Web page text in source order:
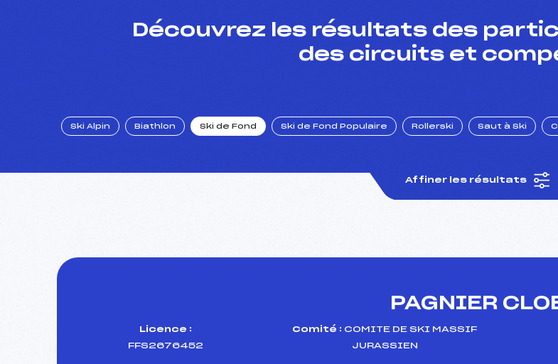
Découvrez les résultats des
des circuits et
Ski Alpin Biathlon Ski de Fond Ski de Fond Populaire Rollerski Saut à Ski
Affiner les résultats
PAGNIER
Licence :
FFS2676452
Comité : COMITE DE SKI MASSIF
JURASSIEN